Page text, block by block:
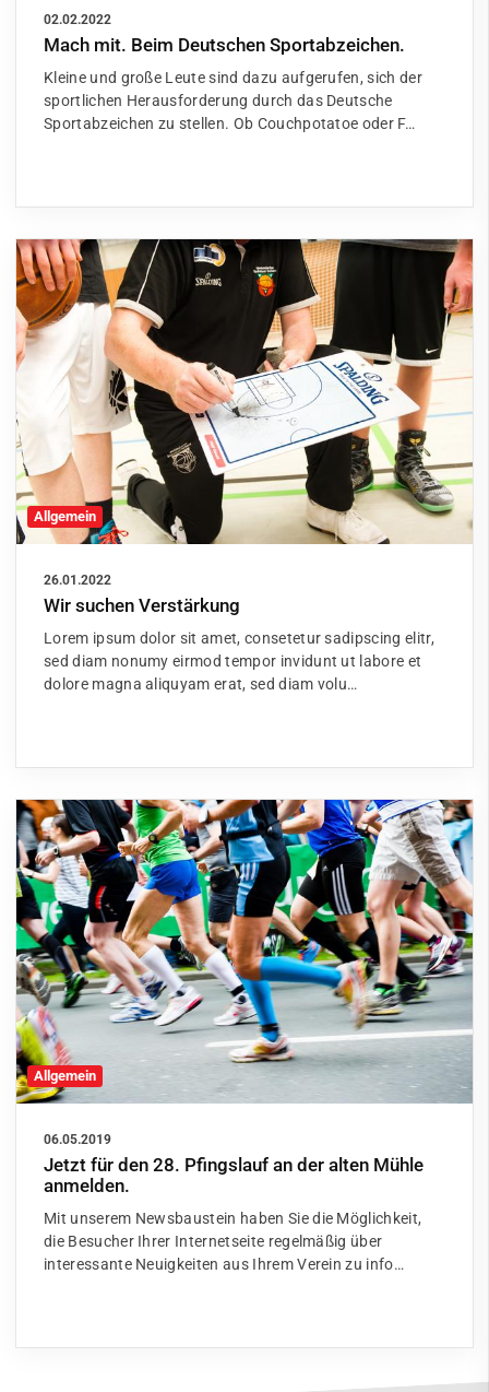
02.02.2022
Mach mit. Beim Deutschen Sportabzeichen.
Kleine und große Leute sind dazu aufgerufen, sich der
sportlichen Herausforderung durch das Deutsche
Sportabzeichen zu stellen. Ob Couchpotatoe oder F…
Allgemein
26.01.2022
Wir suchen Verstärkung
Lorem ipsum dolor sit amet, consetetur sadipscing elitr,
sed diam nonumy eirmod tempor invidunt ut labore et
dolore magna aliquyam erat, sed diam volu…
Allgemein
06.05.2019
Jetzt für den 28. Pfingslauf an der alten Mühle
anmelden.
Mit unserem Newsbaustein haben Sie die Möglichkeit,
die Besucher Ihrer Internetseite regelmäßig über
interessante Neuigkeiten aus Ihrem Verein zu info…